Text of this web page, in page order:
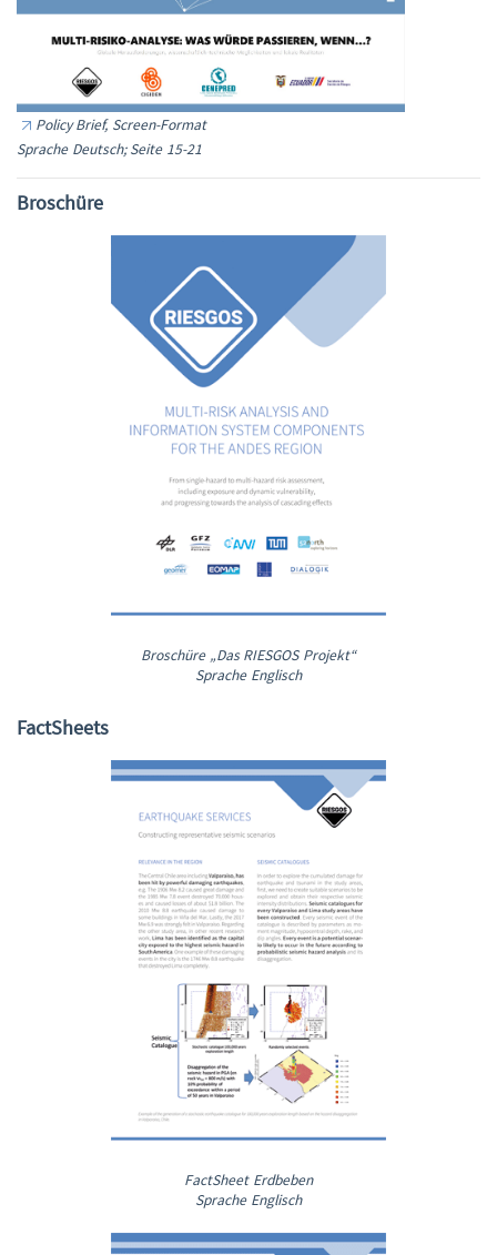
Policy Brief, Screen-Format
Sprache Deutsch; Seite 15-21
Broschüre
Broschüre „Das RIESGOS Projekt“
Sprache Englisch
FactSheets
FactSheet Erdbeben
Sprache Englisch